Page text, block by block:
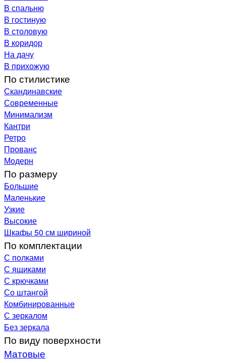
В спальню
В гостиную
В столовую
В коридор
На дачу
В прихожую
По стилистике
Скандинавские
Современные
Минимализм
Кантри
Ретро
Прованс
Модерн
По размеру
Большие
Маленькие
Узкие
Высокие
Шкафы 50 см шириной
По комплектации
С полками
С ящиками
С крючками
Со штангой
Комбинированные
С зеркалом
Без зеркала
По виду поверхности
Матовые